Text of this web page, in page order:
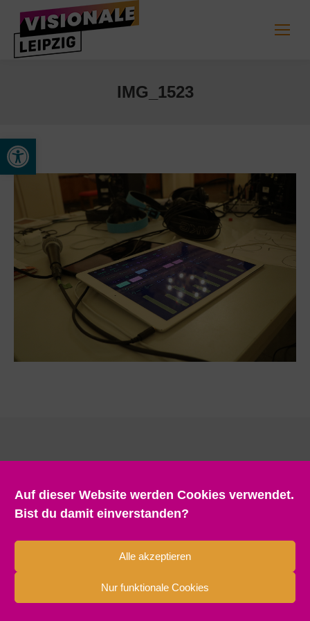
Werkzeugleiste öffnen
Auf dieser Website werden Cookies verwendet.
Bist du damit einverstanden?
Alle akzeptieren
Nur funktionale Cookies
IMG_1523